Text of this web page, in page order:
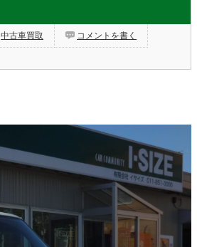
中古車買取 コメントを書く